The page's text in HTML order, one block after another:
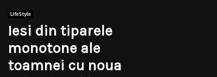
LifeStyle
Iesi din tiparele
monotone ale
toamnei cu noua